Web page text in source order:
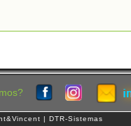
| DTR-Sistemas